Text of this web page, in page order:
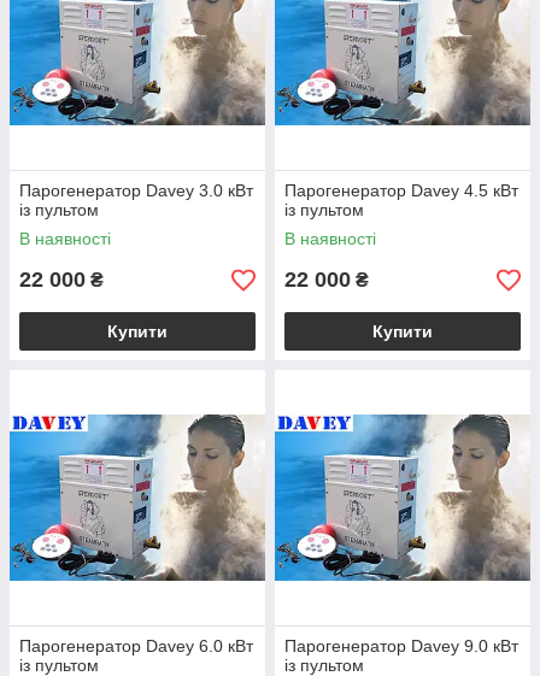
Парогенератор Davey 3.0 кВт
із пультом
В наявності
22 000 ₴
Купити
Парогенератор Davey 4.5 кВт
із пультом
В наявності
22 000 ₴
Купити
Парогенератор Davey 6.0 кВт
із пультом
Парогенератор Davey 9.0 кВт
із пультом